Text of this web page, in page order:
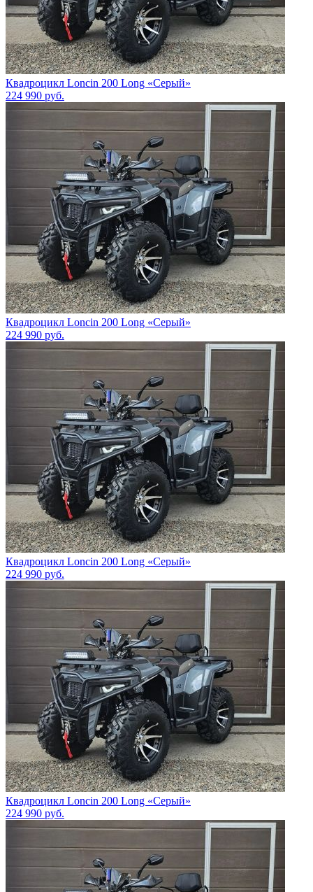
Квадроцикл Loncin 200 Long «Серый»
224 990 руб.
Квадроцикл Loncin 200 Long «Серый»
224 990 руб.
Квадроцикл Loncin 200 Long «Серый»
224 990 руб.
Квадроцикл Loncin 200 Long «Серый»
224 990 руб.